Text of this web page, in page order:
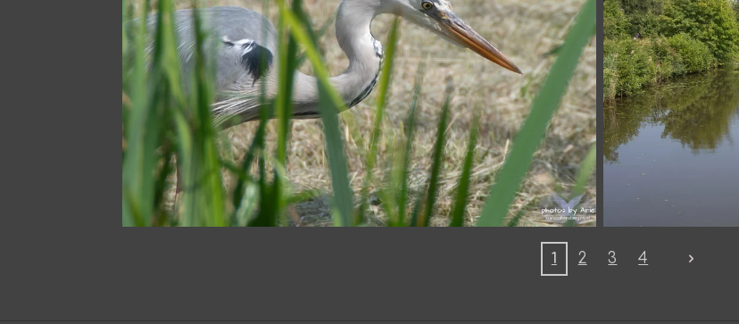
1 2 3 4